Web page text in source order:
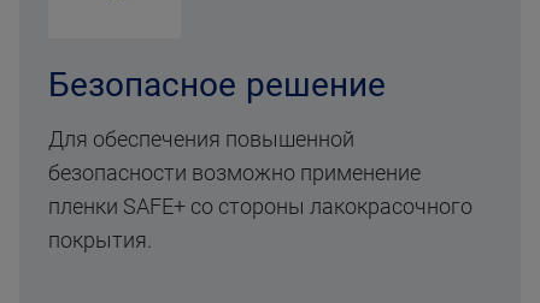
Безопасное решение
Для обеспечения повышенной
безопасности возможно применение
пленки SAFE+ со стороны лакокрасочного
покрытия.